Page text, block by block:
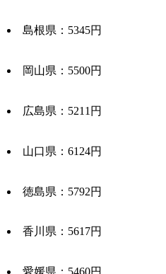
島根県：5345円
岡山県：5500円
広島県：5211円
山口県：6124円
徳島県：5792円
香川県：5617円